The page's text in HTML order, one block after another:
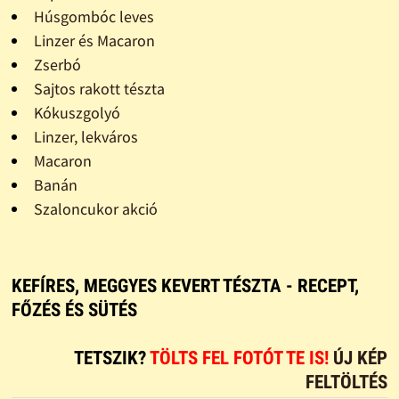
Húsgombóc leves
Linzer és Macaron
Zserbó
Sajtos rakott tészta
Kókuszgolyó
Linzer, lekváros
Macaron
Banán
Szaloncukor akció
KEFÍRES, MEGGYES KEVERT TÉSZTA - RECEPT,
FŐZÉS ÉS SÜTÉS
TETSZIK?TÖLTS FEL FOTÓT TE IS! ÚJ KÉP
FELTÖLTÉS